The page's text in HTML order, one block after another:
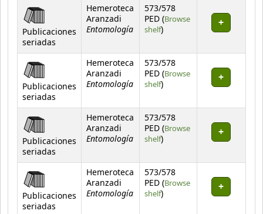
Publicaciones
seriadas
Hemeroteca
Aranzadi
Entomología
573/578
PED (Browse
shelf(Opens below)
)
Publicaciones
seriadas
Hemeroteca
Aranzadi
Entomología
573/578
PED (Browse
shelf(Opens below)
)
Publicaciones
seriadas
Hemeroteca
Aranzadi
Entomología
573/578
PED (Browse
shelf(Opens below)
)
Publicaciones
seriadas
Hemeroteca
Aranzadi
Entomología
573/578
PED (Browse
shelf(Opens below)
)